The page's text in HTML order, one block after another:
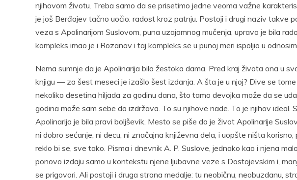
njihovom životu. Treba samo da se prisetimo jedne veoma važne
je još Berđajev tačno uočio: radost kroz patnju. Postoji i drugi naziv takve
veza s Apolinarijom Suslovom, puna uzajamnog mučenja, upravo je bila
kompleks imao je i Rozanov i taj kompleks se u punoj meri ispoljio u
Nema sumnje da je Apolinarija bila žestoka dama. Pred kraj života ona u
knjigu — za šest meseci je izašlo šest izdanja. A šta je u njoj? Dive se
nekoliko desetina hiljada za godinu dana, što tamo devojka može da se
godina može sam sebe da izdržava. To su njihove nade. To je njihov ideal.
Apolinarija je bila pravi boljševik. Mesto se piše da je život Apolinarije
ni dobro sećanje, ni decu, ni značajna književna dela, i uopšte ništa
reklo bi se, sve tako. Pisma i dnevnik A. P. Suslove, jednako kao i njena
ponovo izdaju samo u kontekstu njene ljubavne veze s Dostojevskim i,
se prigovori. Ali postoji i druga strana medalje: tu neobičnu, neobuzdanu,